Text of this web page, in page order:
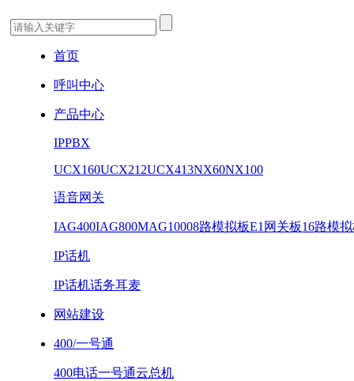
首页
呼叫中心
产品中心
IPPBX
UCX160UCX212UCX413NX60NX100
语音网关
IAG400IAG800MAG10008路模拟板E1网关板16路模
IP话机
IP话机话务耳麦
网站建设
400/一号通
400电话一号通云总机